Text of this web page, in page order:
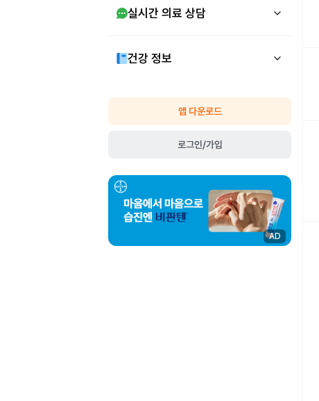
실시간 의료 상담
건강 정보
앱 다운로드
로그인/가입
AD